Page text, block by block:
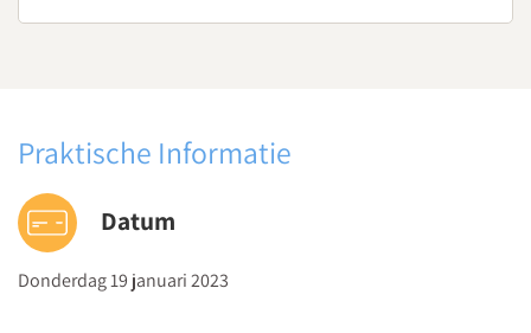
15.10 - 16.30
Delen van ervaringen, tips en trucs voor een verdere inzet van
digitale didactiek
Praktische Informatie
Datum
Donderdag 19 januari 2023